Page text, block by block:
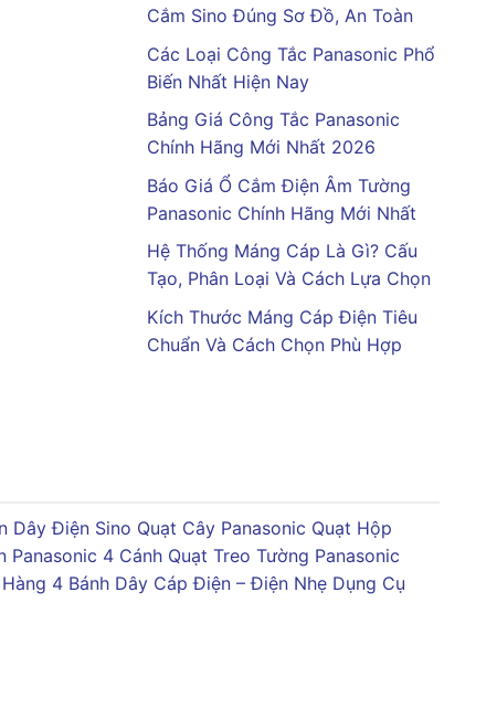
Cắm Sino Đúng Sơ Đồ, An Toàn
Các Loại Công Tắc Panasonic Phổ
Biến Nhất Hiện Nay
Bảng Giá Công Tắc Panasonic
Chính Hãng Mới Nhất 2026
Báo Giá Ổ Cắm Điện Âm Tường
Panasonic Chính Hãng Mới Nhất
Hệ Thống Máng Cáp Là Gì? Cấu
Tạo, Phân Loại Và Cách Lựa Chọn
Kích Thước Máng Cáp Điện Tiêu
Chuẩn Và Cách Chọn Phù Hợp
Dây Điện Sino Quạt Cây Panasonic Quạt Hộp
Panasonic 4 Cánh Quạt Treo Tường Panasonic
4 Bánh Dây Cáp Điện – Điện Nhẹ Dụng Cụ